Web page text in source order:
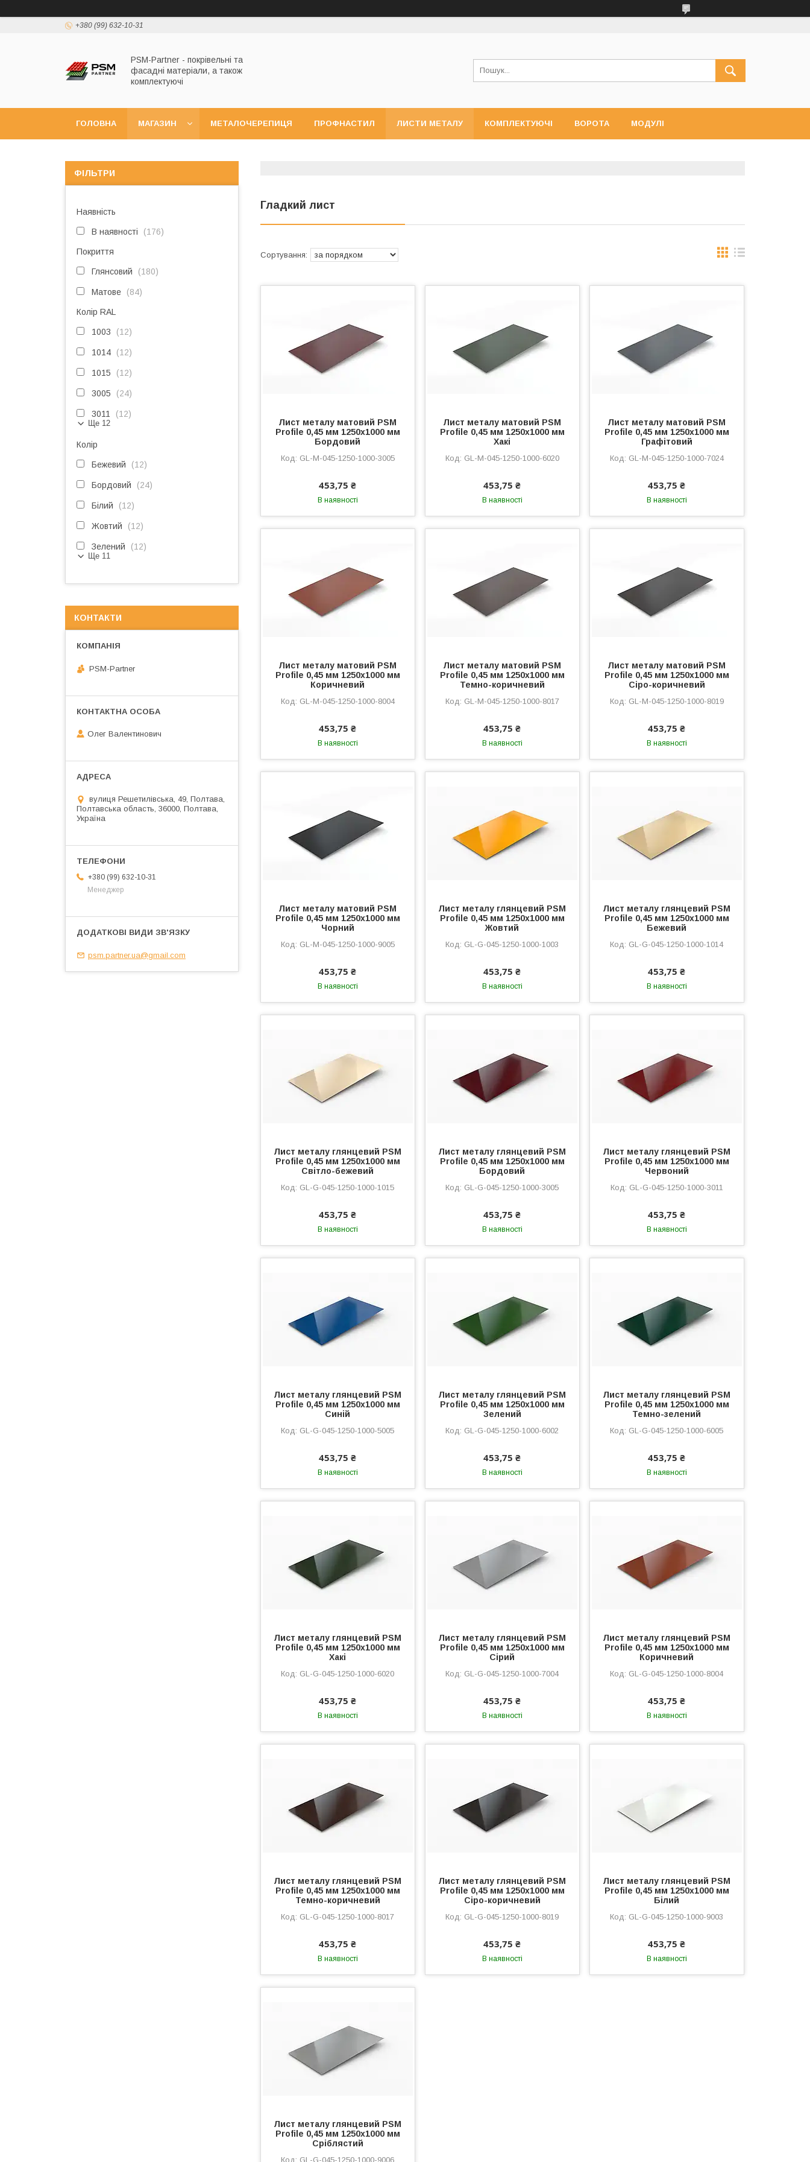
+380 (99) 632-10-31
PSM-Partner - покрівельні та
фасадні матеріали, а також
комплектуючі
ГОЛОВНА МАГАЗИН МЕТАЛОЧЕРЕПИЦЯ ПРОФНАСТИЛ ЛИСТИ МЕТАЛУ КОМПЛЕКТУЮЧІ ВОРОТА МОДУЛІ
Гладкий лист
Лист металу матовий PSM
Profile 0,45 мм 1250x1000 мм
Бордовий
GL-M-045-1250-1000-3005
453,75 ₴
В наявності
Лист металу матовий PSM
Profile 0,45 мм 1250x1000 мм
Хакі
GL-M-045-1250-1000-6020
453,75 ₴
В наявності
Лист металу матовий PSM
Profile 0,45 мм 1250x1000 мм
Графітовий
GL-M-045-1250-1000-7024
453,75 ₴
В наявності
Лист металу матовий PSM
Profile 0,45 мм 1250x1000 мм
Коричневий
GL-M-045-1250-1000-8004
453,75 ₴
В наявності
Лист металу матовий PSM
Profile 0,45 мм 1250x1000 мм
Темно-коричневий
GL-M-045-1250-1000-8017
453,75 ₴
В наявності
Лист металу матовий PSM
Profile 0,45 мм 1250x1000 мм
Сіро-коричневий
GL-M-045-1250-1000-8019
453,75 ₴
В наявності
Лист металу матовий PSM
Profile 0,45 мм 1250x1000 мм
Чорний
GL-M-045-1250-1000-9005
453,75 ₴
В наявності
Лист металу глянцевий PSM
Profile 0,45 мм 1250x1000 мм
Жовтий
GL-G-045-1250-1000-1003
453,75 ₴
В наявності
Лист металу глянцевий PSM
Profile 0,45 мм 1250x1000 мм
Бежевий
GL-G-045-1250-1000-1014
453,75 ₴
В наявності
Лист металу глянцевий PSM
Profile 0,45 мм 1250x1000 мм
Світло-бежевий
GL-G-045-1250-1000-1015
453,75 ₴
В наявності
Лист металу глянцевий PSM
Profile 0,45 мм 1250x1000 мм
Бордовий
GL-G-045-1250-1000-3005
453,75 ₴
В наявності
Лист металу глянцевий PSM
Profile 0,45 мм 1250x1000 мм
Червоний
GL-G-045-1250-1000-3011
453,75 ₴
В наявності
Лист металу глянцевий PSM
Profile 0,45 мм 1250x1000 мм
Синій
GL-G-045-1250-1000-5005
453,75 ₴
В наявності
Лист металу глянцевий PSM
Profile 0,45 мм 1250x1000 мм
Зелений
GL-G-045-1250-1000-6002
453,75 ₴
В наявності
Лист металу глянцевий PSM
Profile 0,45 мм 1250x1000 мм
Темно-зелений
GL-G-045-1250-1000-6005
453,75 ₴
В наявності
Лист металу глянцевий PSM
Profile 0,45 мм 1250x1000 мм
Хакі
GL-G-045-1250-1000-6020
453,75 ₴
В наявності
Лист металу глянцевий PSM
Profile 0,45 мм 1250x1000 мм
Сірий
GL-G-045-1250-1000-7004
453,75 ₴
В наявності
Лист металу глянцевий PSM
Profile 0,45 мм 1250x1000 мм
Коричневий
GL-G-045-1250-1000-8004
453,75 ₴
В наявності
Лист металу глянцевий PSM
Profile 0,45 мм 1250x1000 мм
Темно-коричневий
GL-G-045-1250-1000-8017
453,75 ₴
В наявності
Лист металу глянцевий PSM
Profile 0,45 мм 1250x1000 мм
Сіро-коричневий
GL-G-045-1250-1000-8019
453,75 ₴
В наявності
Лист металу глянцевий PSM
Profile 0,45 мм 1250x1000 мм
Білий
GL-G-045-1250-1000-9003
453,75 ₴
В наявності
Лист металу глянцевий PSM
Profile 0,45 мм 1250x1000 мм
Сріблястий
GL-G-045-1250-1000-9006
ФІЛЬТРИ
Наявність
В наявності 176
Покриття
Глянсовий 180
Матове 84
Колір RAL
1003 12
1014 12
1015 12
3005 24
3011 12
Ще 12
Колір
Бежевий 12
Бордовий 24
Білий 12
Жовтий 12
Зелений 12
Ще 11
КОНТАКТИ
PSM-Partner
Олег Валентинович
вулиця Решетилівська, 49, Полтава,
Полтавська область, 36000, Полтава,
Україна
+380 (99) 632-10-31
Менеджер
psm.partner.ua@gmail.com